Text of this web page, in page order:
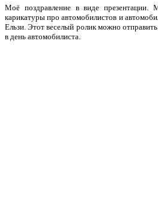
Моё поздравление в виде
карикатуры про автомобилистов и
Ельзи. Этот веселый ролик можно
в день автомобилиста.